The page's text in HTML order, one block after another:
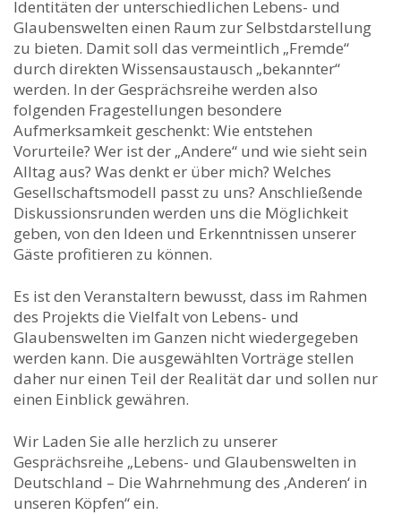
Identitäten der unterschiedlichen Lebens- und
Glaubenswelten einen Raum zur Selbstdarstellung
zu bieten. Damit soll das vermeintlich „Fremde“
durch direkten Wissensaustausch „bekannter“
werden. In der Gesprächsreihe werden also
folgenden Fragestellungen besondere
Aufmerksamkeit geschenkt: Wie entstehen
Vorurteile? Wer ist der „Andere“ und wie sieht sein
Alltag aus? Was denkt er über mich? Welches
Gesellschaftsmodell passt zu uns? Anschließende
Diskussionsrunden werden uns die Möglichkeit
geben, von den Ideen und Erkenntnissen unserer
Gäste profitieren zu können.
Es ist den Veranstaltern bewusst, dass im Rahmen
des Projekts die Vielfalt von Lebens- und
Glaubenswelten im Ganzen nicht wiedergegeben
werden kann. Die ausgewählten Vorträge stellen
daher nur einen Teil der Realität dar und sollen nur
einen Einblick gewähren.
Wir Laden Sie alle herzlich zu unserer
Gesprächsreihe „Lebens- und Glaubenswelten in
Deutschland – Die Wahrnehmung des ‚Anderen‘ in
unseren Köpfen“ ein.